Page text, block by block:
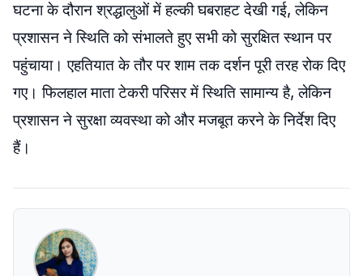
घटना के दौरान श्रद्धालुओं में हल्की घबराहट देखी गई, लेकिन
प्रशासन ने स्थिति को संभालते हुए सभी को सुरक्षित स्थान पर
पहुंचाया। एहतियात के तौर पर शाम तक दर्शन पूरी तरह रोक दिए
गए। फिलहाल माता टेकरी परिसर में स्थिति सामान्य है, लेकिन
प्रशासन ने सुरक्षा व्यवस्था को और मजबूत करने के निर्देश दिए
हैं।